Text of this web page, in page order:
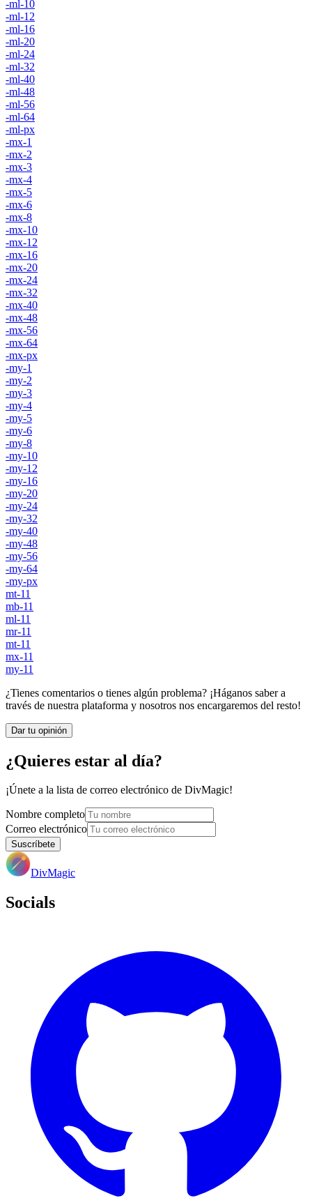
-ml-10
-ml-12
-ml-16
-ml-20
-ml-24
-ml-32
-ml-40
-ml-48
-ml-56
-ml-64
-ml-px
-mx-1
-mx-2
-mx-3
-mx-4
-mx-5
-mx-6
-mx-8
-mx-10
-mx-12
-mx-16
-mx-20
-mx-24
-mx-32
-mx-40
-mx-48
-mx-56
-mx-64
-mx-px
-my-1
-my-2
-my-3
-my-4
-my-5
-my-6
-my-8
-my-10
-my-12
-my-16
-my-20
-my-24
-my-32
-my-40
-my-48
-my-56
-my-64
-my-px
mt-11
mb-11
ml-11
mr-11
mt-11
mx-11
my-11
¿Tienes comentarios o tienes algún problema? ¡Háganos saber a
través de nuestra plataforma y nosotros nos encargaremos del resto!
Dar tu opinión
¿Quieres estar al día?
¡Únete a la lista de correo electrónico de DivMagic!
Nombre completo
Correo electrónico
Suscríbete
DivMagic
Socials